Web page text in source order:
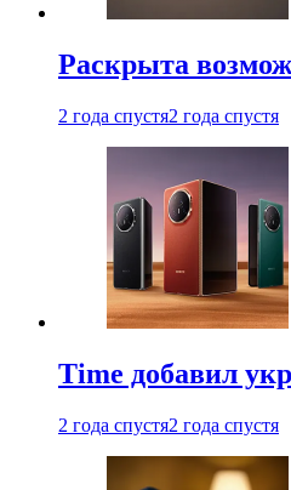
Раскрыта
2 года спустя2 года спустя
Time добавил
2 года спустя2 года спустя